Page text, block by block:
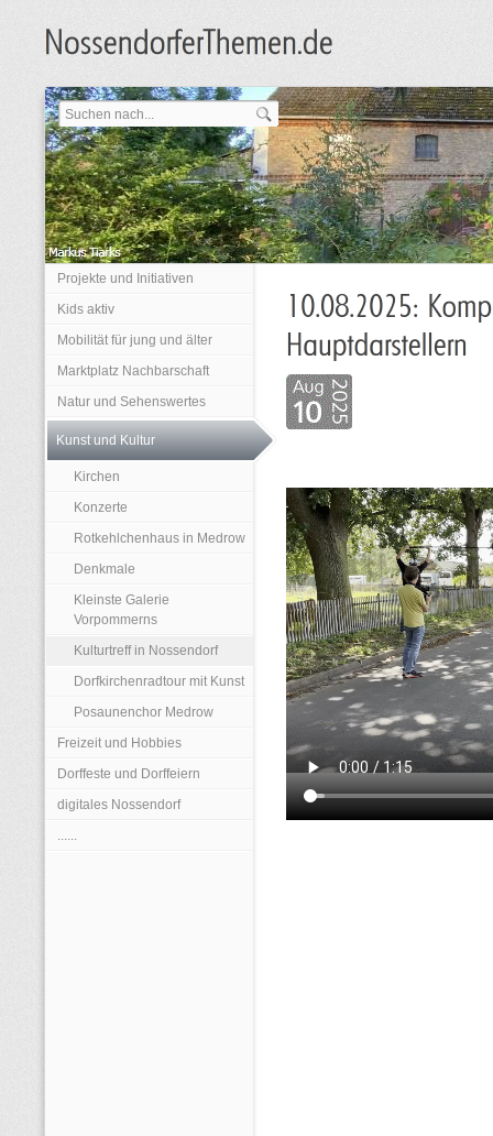
Projekte und Initiativen
Kids aktiv
Mobilität für jung und älter
Marktplatz Nachbarschaft
Natur und Sehenswertes
Kunst und Kultur
Kirchen
Konzerte
Rotkehlchenhaus in Medrow
Denkmale
Kleinste Galerie
Vorpommerns
Kulturtreff in Nossendorf
Dorfkirchenradtour mit Kunst
Posaunenchor Medrow
Freizeit und Hobbies
Dorffeste und Dorffeiern
digitales Nossendorf
......